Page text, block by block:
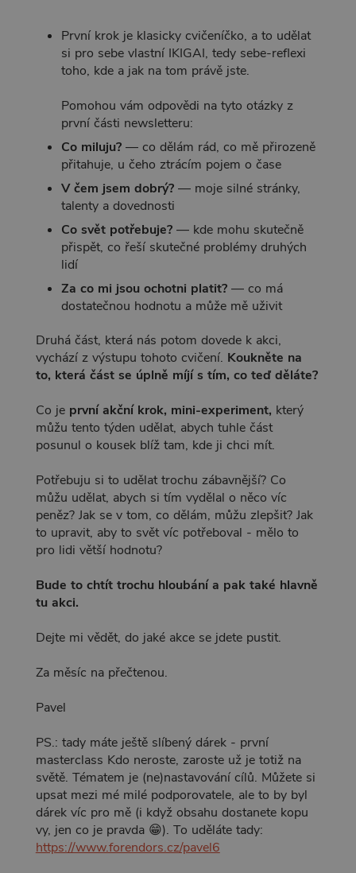
První krok je klasicky cvičeníčko, a to udělat
si pro sebe vlastní IKIGAI, tedy sebe-reflexi
toho, kde a jak na tom právě jste.
Pomohou vám odpovědi na tyto otázky z
první části newsletteru:
Co miluju?— co dělám rád, co mě přirozeně
přitahuje, u čeho ztrácím pojem o čase
V čem jsem dobrý?— moje silné stránky,
talenty a dovednosti
Co svět potřebuje?— kde mohu skutečně
přispět, co řeší skutečné problémy druhých
lidí
Za co mi jsou ochotni platit?— co má
dostatečnou hodnotu a může mě uživit
Druhá část, která nás potom dovede k akci,
vychází z výstupu tohoto cvičení. Koukněte na
to, která část se úplně míjí s tím, co teď děláte?
Co je první akční krok, mini-experiment, který
můžu tento týden udělat, abych tuhle část
posunul o kousek blíž tam, kde ji chci mít.
Potřebuju si to udělat trochu zábavnější? Co
můžu udělat, abych si tím vydělal o něco víc
peněz? Jak se v tom, co dělám, můžu zlepšit? Jak
to upravit, aby to svět víc potřeboval - mělo to
pro lidi větší hodnotu?
Bude to chtít trochu hloubání a pak také hlavně
tu akci.
Dejte mi vědět, do jaké akce se jdete pustit.
Za měsíc na přečtenou.
Pavel
PS.: tady máte ještě slíbený dárek - první
masterclass Kdo neroste, zaroste už je totiž na
světě. Tématem je (ne)nastavování cílů. Můžete si
upsat mezi mé milé podporovatele, ale to by byl
dárek víc pro mě (i když obsahu dostanete kopu
vy, jen co je pravda 😁). To uděláte tady:
https://www.forendors.cz/pavel6